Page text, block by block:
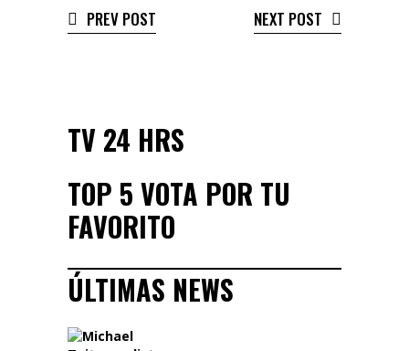
PREV POST NEXT POST
TV 24 HRS
TOP 5 VOTA POR TU
FAVORITO
ÚLTIMAS NEWS